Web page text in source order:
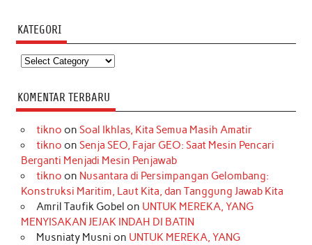
KATEGORI
Kategori
KOMENTAR TERBARU
tikno on Soal Ikhlas, Kita Semua Masih Amatir
tikno on Senja SEO, Fajar GEO: Saat Mesin Pencari
Berganti Menjadi Mesin Penjawab
tikno on Nusantara di Persimpangan Gelombang:
Konstruksi Maritim, Laut Kita, dan Tanggung Jawab Kita
Amril Taufik Gobel on UNTUK MEREKA, YANG
MENYISAKAN JEJAK INDAH DI BATIN
Musniaty Musni on UNTUK MEREKA, YANG